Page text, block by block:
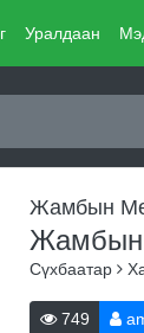
Уралдаан
Жамбын
Жамбын
Сүхбаатар
749